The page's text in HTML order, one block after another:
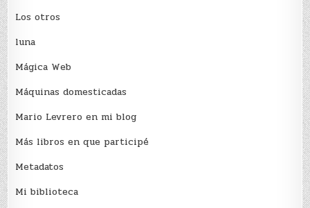
Los otros
luna
Mágica Web
Máquinas domesticadas
Mario Levrero en mi blog
Más libros en que participé
Metadatos
Mi biblioteca